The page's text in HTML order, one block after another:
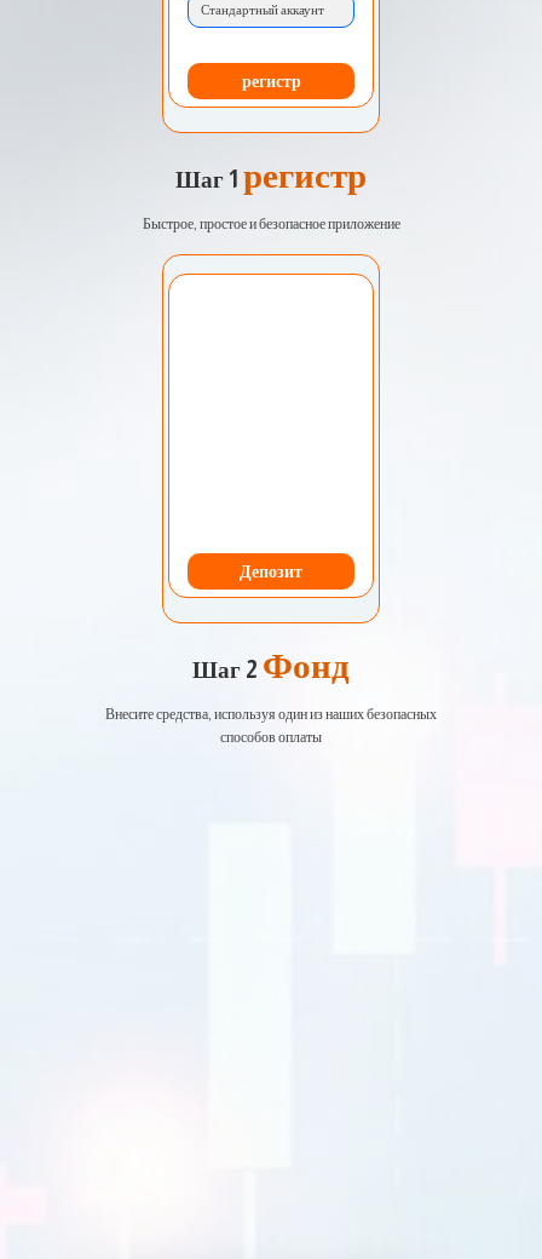
Стандартный аккаунт
регистр
Шаг 1 регистр
Быстрое, простое и безопасное приложение
Депозит
Шаг 2 Фонд
Внесите средства, используя один из наших безопасных
способов оплаты